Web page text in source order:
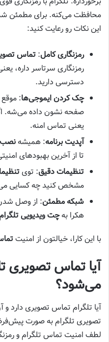
محافظت می‌کنه. برای مطمئن
این نکات رو رعایت کنید:
رمزنگاری کامل: تماس
رمزنگاری سرتاسر داره،
دسترسی دارید.
چک کردن ایموجی‌ها:
صفحه نشون داده می‌شه.
یعنی تماس امنه.
آپدیت برنامه: همیشه نصب
تا از آخرین بهبودهای
تنظیمات دقیق: توی
مشخص کنید چه کسایی
شبکه مطمئن: از وصل شدن
هکرا بهچت ویدیویی
با این کارا، خیالتون از امنیت
آیا تماس تصویری
می‌شود؟
آیا تلگرام تماس تصویری دارد
تصویری تلگرام به صورت
لطف امنیت تماس تلگرام و